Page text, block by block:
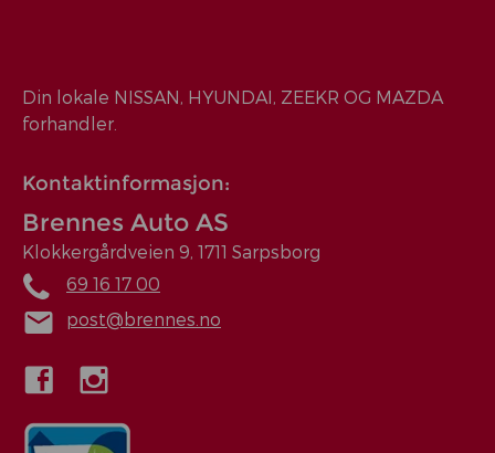
Din lokale NISSAN, HYUNDAI, ZEEKR OG MAZDA
forhandler.
Kontaktinformasjon:
Brennes Auto AS
Klokkergårdveien 9, 1711 Sarpsborg
69 16 17 00
post@brennes.no